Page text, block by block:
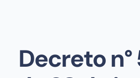
Decreto n°